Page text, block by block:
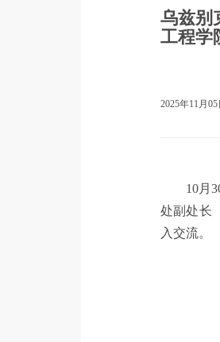
乌兹别
工程学
2025年11月05
10月
处副处长
入交流。